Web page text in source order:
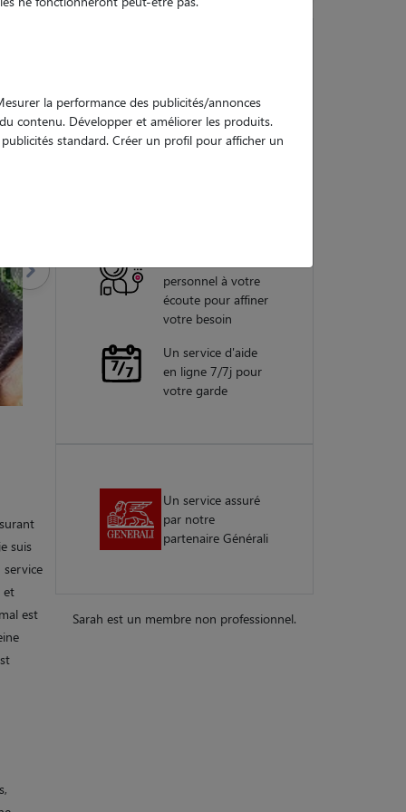
suis
et
est
garanties
personnel à votre
écoute pour affiner
votre besoin
Un service d'aide
en ligne 7/7j pour
votre garde
Un service assuré
par notre
partenaire Générali
Sarah est un membre non professionnel.
la performance des publicités/annonces
contenu. Développer et améliorer les produits.
standard. Créer un profil pour afficher un